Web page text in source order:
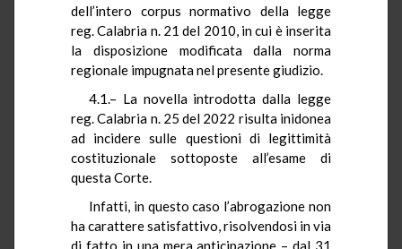
dell’intero corpus normativo della legge
reg. Calabria n. 21 del 2010, in cui è inserita
la disposizione modificata dalla norma
regionale impugnata nel presente giudizio.
4.1.– La novella introdotta dalla legge
reg. Calabria n. 25 del 2022 risulta inidonea
ad incidere sulle questioni di legittimità
costituzionale sottoposte all’esame di
questa Corte.
Infatti, in questo caso l’abrogazione non
ha carattere satisfattivo, risolvendosi in via
di fatto in una mera anticipazione – dal 31